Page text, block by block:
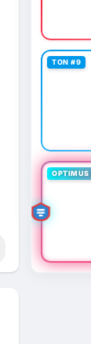
TON #9
OPTIMUS